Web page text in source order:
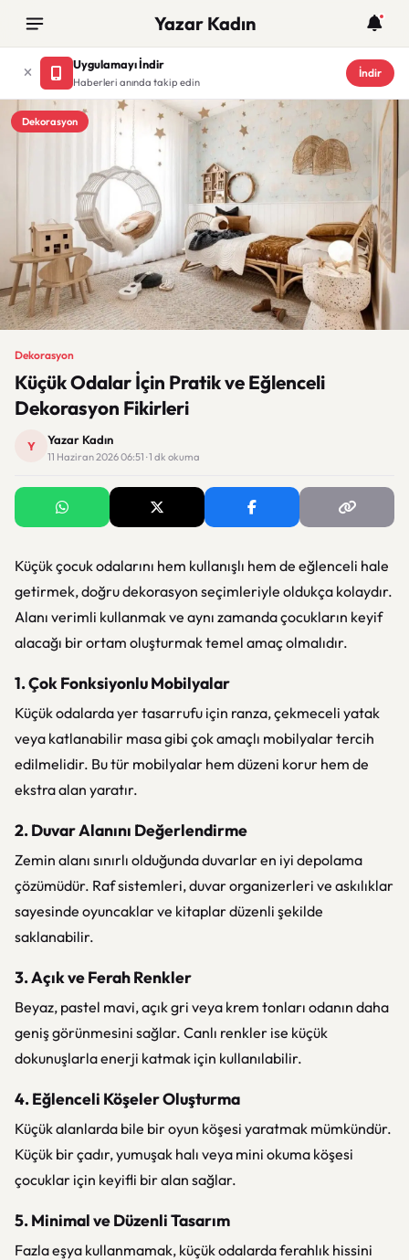
Yazar Kadın
Uygulamayı İndir
Haberleri anında takip edin
İndir
Dekorasyon
Dekorasyon
Küçük Odalar İçin Pratik ve Eğlenceli
Dekorasyon Fikirleri
Y Yazar Kadın
11 Haziran 2026 06:51 · 1 dk okuma
Küçük çocuk odalarını hem kullanışlı hem de eğlenceli hale
getirmek, doğru dekorasyon seçimleriyle oldukça kolaydır.
Alanı verimli kullanmak ve aynı zamanda çocukların keyif
alacağı bir ortam oluşturmak temel amaç olmalıdır.
1. Çok Fonksiyonlu Mobilyalar
Küçük odalarda yer tasarrufu için ranza, çekmeceli yatak
veya katlanabilir masa gibi çok amaçlı mobilyalar tercih
edilmelidir. Bu tür mobilyalar hem düzeni korur hem de
ekstra alan yaratır.
2. Duvar Alanını Değerlendirme
Zemin alanı sınırlı olduğunda duvarlar en iyi depolama
çözümüdür. Raf sistemleri, duvar organizerleri ve askılıklar
sayesinde oyuncaklar ve kitaplar düzenli şekilde
saklanabilir.
3. Açık ve Ferah Renkler
Beyaz, pastel mavi, açık gri veya krem tonları odanın daha
geniş görünmesini sağlar. Canlı renkler ise küçük
dokunuşlarla enerji katmak için kullanılabilir.
4. Eğlenceli Köşeler Oluşturma
Küçük alanlarda bile bir oyun köşesi yaratmak mümkündür.
Küçük bir çadır, yumuşak halı veya mini okuma köşesi
çocuklar için keyifli bir alan sağlar.
5. Minimal ve Düzenli Tasarım
Fazla eşya kullanmamak, küçük odalarda ferahlık hissini